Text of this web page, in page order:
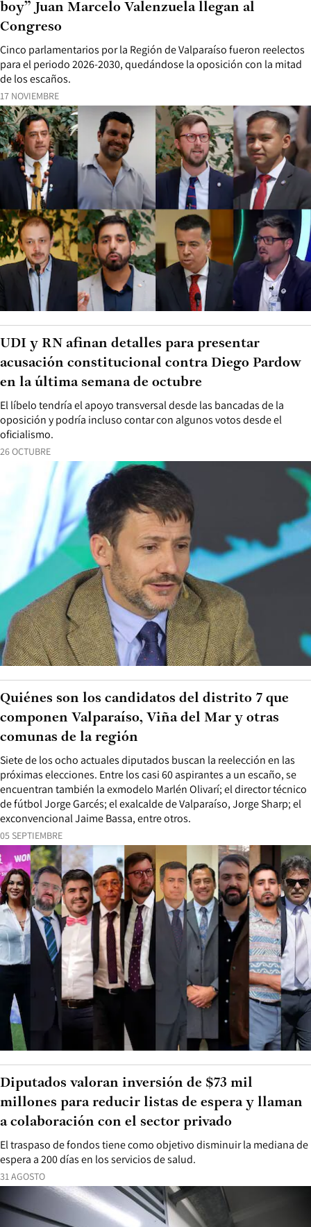
17 NOVIEMBRE
Cinco parlamentarios por la Región de Valparaíso fueron reelectos
para el periodo 2026-2030, quedándose la oposición con la mitad
de los escaños.
boy” Juan Marcelo Valenzuela llegan al
Congreso
26 OCTUBRE
El líbelo tendría el apoyo transversal desde las bancadas de la
oposición y podría incluso contar con algunos votos desde el
oficialismo.
UDI y RN afinan detalles para presentar
acusación constitucional contra Diego Pardow
en la última semana de octubre
05 SEPTIEMBRE
Siete de los ocho actuales diputados buscan la reelección en las
próximas elecciones. Entre los casi 60 aspirantes a un escaño, se
encuentran también la exmodelo Marlén Olivarí; el director técnico
de fútbol Jorge Garcés; el exalcalde de Valparaíso, Jorge Sharp; el
exconvencional Jaime Bassa, entre otros.
Quiénes son los candidatos del distrito 7 que
componen Valparaíso, Viña del Mar y otras
comunas de la región
31 AGOSTO
El traspaso de fondos tiene como objetivo disminuir la mediana de
espera a 200 días en los servicios de salud.
Diputados valoran inversión de $73 mil
millones para reducir listas de espera y llaman
a colaboración con el sector privado